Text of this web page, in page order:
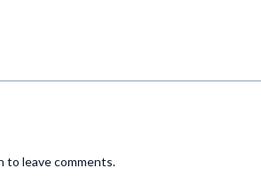
to leave comments.